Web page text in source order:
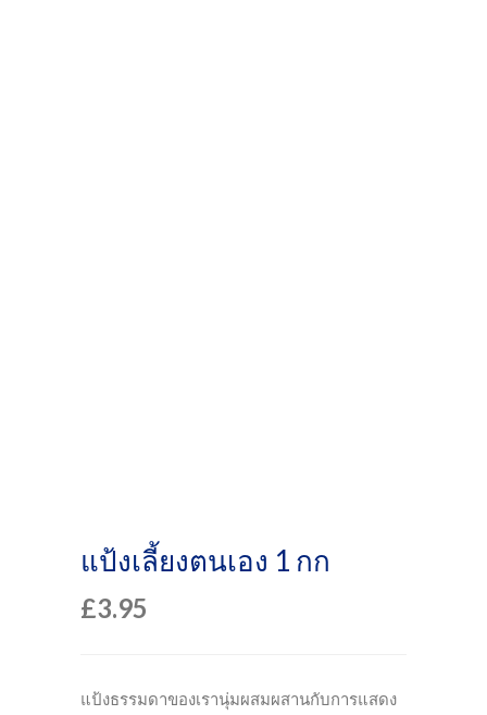
แป้งเลี้ยงตนเอง 1 กก
£3.95
แป้งธรรมดาของเรานุ่มผสมผสานกับการแสดง